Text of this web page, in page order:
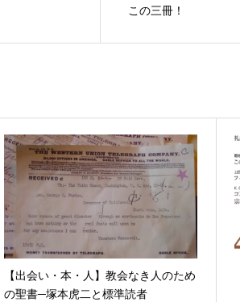
この三冊！
【出会い・本・人】教会なき人のため
の聖書─塚本虎二と標準読者